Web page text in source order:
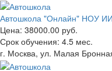
Автошкола "Онлайн" НОУ
Цена: 38000.00 руб.
Срок обучения: 4.5 мес.
г. Москва, ул. Малая